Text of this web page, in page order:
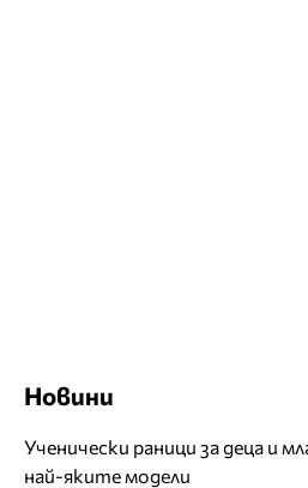
Новини
Ученически раници за деца и
най-яките модели